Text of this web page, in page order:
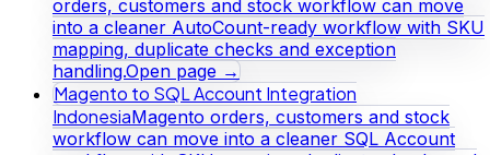
orders, customers and stock workflow can move
into a cleaner AutoCount-ready workflow with SKU
mapping, duplicate checks and exception
handling.Open page →
Magento to SQL Account Integration
IndonesiaMagento orders, customers and stock
workflow can move into a cleaner SQL Account